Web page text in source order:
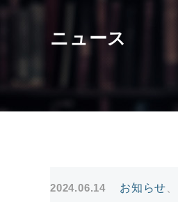
ニュース
2024.06.14 お知らせ